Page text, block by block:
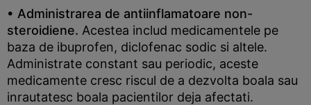
• Administrarea de antiinflamatoare non-
steroidiene. Acestea includ medicamentele pe
baza de ibuprofen, diclofenac sodic si altele.
Administrate constant sau periodic, aceste
medicamente cresc riscul de a dezvolta boala sau
inrautatesc boala pacientilor deja afectati.